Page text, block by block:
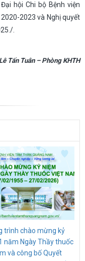
hội Chi bộ Bệnh viện
2023 và Nghị quyết
.
Lê Tấn Tuân – Phòng KHTH
trình chào mừng kỷ
năm Ngày Thầy thuốc
và công bố Quyết